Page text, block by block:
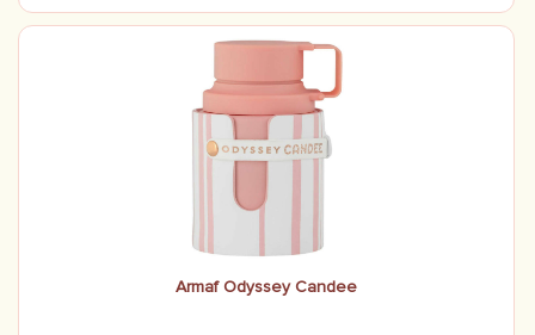
Armaf Odyssey Candee